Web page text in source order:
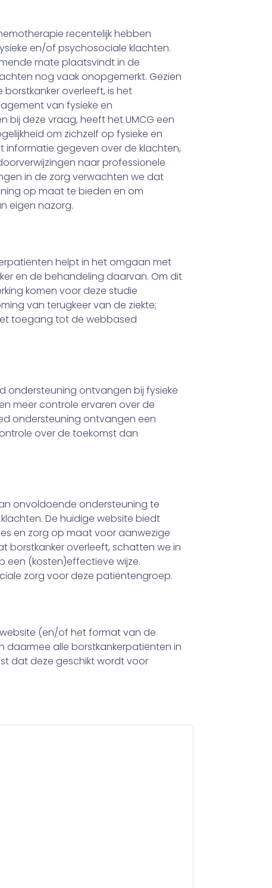
recentelijk hebben
en/of psychosociale klachten.
mate plaatsvindt in de
nog vaak onopgemerkt. Gezien
overleeft, is het
van fysieke en
bij deze vraag, heeft het UMCG een
om zichzelf op fysieke en
gegeven over de klachten,
naar professionele
in de zorg verwachten we dat
op maat te bieden en om
eigen nazorg.
helpt in het omgaan met
en de behandeling daarvan. Om dit
komen voor deze studie
van terugkeer van de ziekte;
toegang tot de web­based
ondersteuning ontvangen bij fysieke
meer controle ervaren over de
ondersteuning ontvangen een
over de toekomst dan
onvoldoende ondersteuning te
De huidige website biedt
en zorg op maat voor aanwezige
borstkanker overleeft, schat­ten we in
een (kosten­)effectieve wijze.
zorg voor deze patiëntengroep.
(en/of het format van de
daarmee alle borstkankerpatiënten in
dat deze geschikt wordt voor